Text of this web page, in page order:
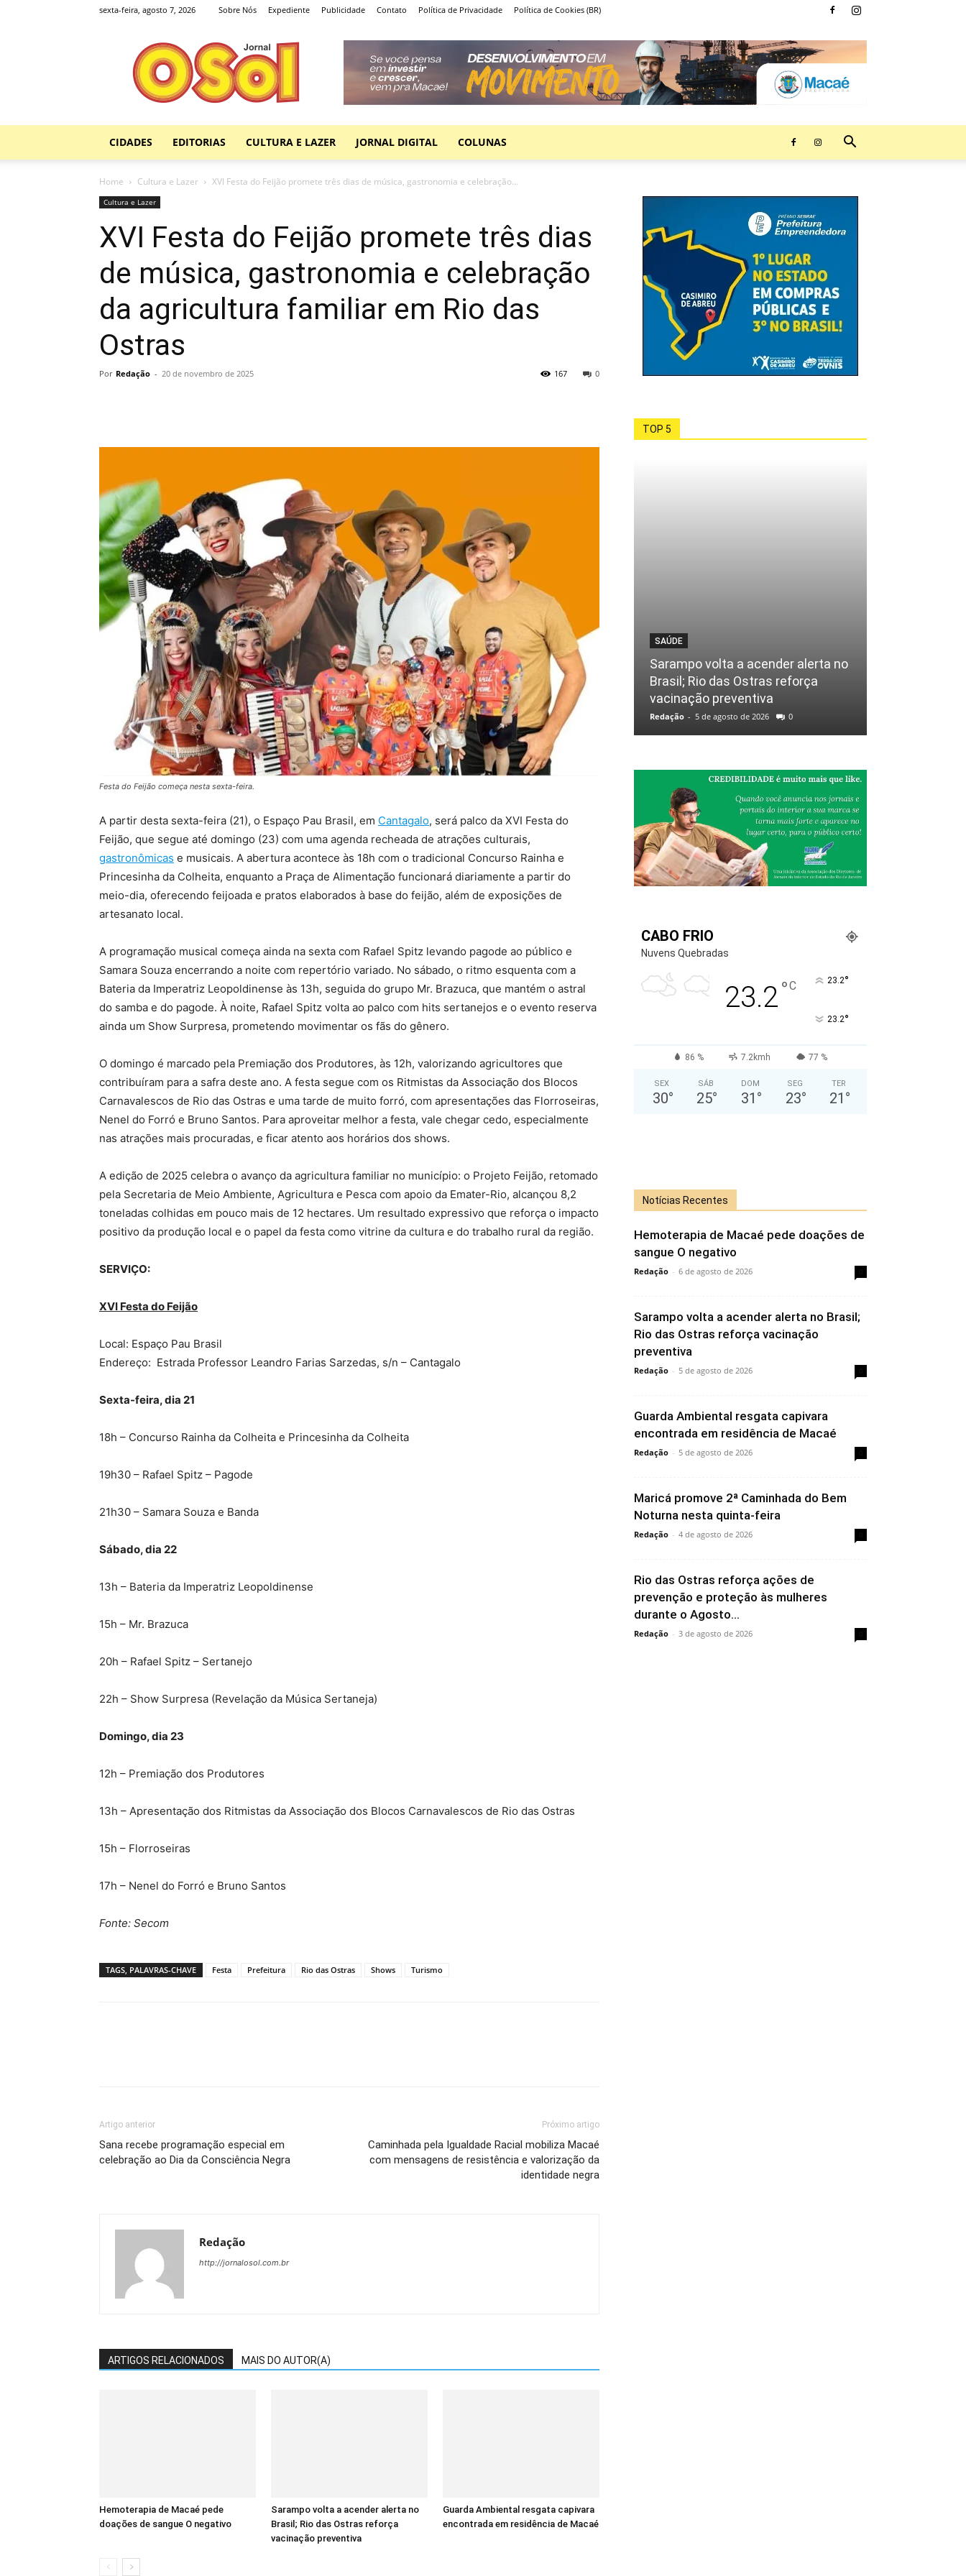
sexta-feira, agosto 7, 2026 Sobre Nós Expediente Publicidade Contato Política de Privacidade Política de Cookies (BR)
Jornal
O
Sol
CIDADES EDITORIAS CULTURA E LAZER JORNAL DIGITAL COLUNAS
Home Cultura e Lazer XVI Festa do Feijão promete três dias de música, gastronomia e celebração...
Cultura e Lazer
XVI Festa do Feijão promete três dias
de música, gastronomia e celebração
da agricultura familiar em Rio das
Ostras
Por Redação - 20 de novembro de 2025 0
167
Festa do Feijão começa nesta sexta-feira.
A partir desta sexta-feira (21), o Espaço Pau Brasil, em Cantagalo, será palco da XVI Festa do
Feijão, que segue até domingo (23) com uma agenda recheada de atrações culturais,
gastronômicas e musicais. A abertura acontece às 18h com o tradicional Concurso Rainha e
Princesinha da Colheita, enquanto a Praça de Alimentação funcionará diariamente a partir do
meio-dia, oferecendo feijoada e pratos elaborados à base do feijão, além de exposições de
artesanato local.
A programação musical começa ainda na sexta com Rafael Spitz levando pagode ao público e
Samara Souza encerrando a noite com repertório variado. No sábado, o ritmo esquenta com a
Bateria da Imperatriz Leopoldinense às 13h, seguida do grupo Mr. Brazuca, que mantém o astral
do samba e do pagode. À noite, Rafael Spitz volta ao palco com hits sertanejos e o evento reserva
ainda um Show Surpresa, prometendo movimentar os fãs do gênero.
O domingo é marcado pela Premiação dos Produtores, às 12h, valorizando agricultores que
contribuíram para a safra deste ano. A festa segue com os Ritmistas da Associação dos Blocos
Carnavalescos de Rio das Ostras e uma tarde de muito forró, com apresentações das Florroseiras,
Nenel do Forró e Bruno Santos. Para aproveitar melhor a festa, vale chegar cedo, especialmente
nas atrações mais procuradas, e ficar atento aos horários dos shows.
A edição de 2025 celebra o avanço da agricultura familiar no município: o Projeto Feijão, retomado
pela Secretaria de Meio Ambiente, Agricultura e Pesca com apoio da Emater-Rio, alcançou 8,2
toneladas colhidas em pouco mais de 12 hectares. Um resultado expressivo que reforça o impacto
positivo da produção local e o papel da festa como vitrine da cultura e do trabalho rural da região.
SERVIÇO:
XVI Festa do Feijão
Local: Espaço Pau Brasil
Endereço: Estrada Professor Leandro Farias Sarzedas, s/n – Cantagalo
Sexta-feira, dia 21
18h – Concurso Rainha da Colheita e Princesinha da Colheita
19h30 – Rafael Spitz – Pagode
21h30 – Samara Souza e Banda
Sábado, dia 22
13h – Bateria da Imperatriz Leopoldinense
15h – Mr. Brazuca
20h – Rafael Spitz – Sertanejo
22h – Show Surpresa (Revelação da Música Sertaneja)
Domingo, dia 23
12h – Premiação dos Produtores
13h – Apresentação dos Ritmistas da Associação dos Blocos Carnavalescos de Rio das Ostras
15h – Florroseiras
17h – Nenel do Forró e Bruno Santos
Fonte: Secom
TAGS, PALAVRAS-CHAVE Festa Prefeitura Rio das Ostras Shows Turismo
Artigo anterior
Sana recebe programação especial em
celebração ao Dia da Consciência Negra
Próximo artigo
Caminhada pela Igualdade Racial mobiliza Macaé
com mensagens de resistência e valorização da
identidade negra
Redação
http://jornalosol.com.br
ARTIGOS RELACIONADOS MAIS DO AUTOR(A)
Hemoterapia de Macaé pede
doações de sangue O negativo
Sarampo volta a acender alerta no
Brasil; Rio das Ostras reforça
vacinação preventiva
Guarda Ambiental resgata capivara
encontrada em residência de Macaé
TOP 5
SAÚDE
Sarampo volta a acender alerta no
Brasil; Rio das Ostras reforça
vacinação preventiva
Redação - 5 de agosto de 2026 0
CABO FRIO
Nuvens Quebradas
23.2°C 23.2°
23.2°
86 % 7.2kmh 77 %
SEX
30°
SÁB
25°
DOM
31 °
SEG
23°
TER
21 °
Notícias Recentes
Hemoterapia de Macaé pede doações de
sangue O negativo
Redação - 6 de agosto de 2026
Sarampo volta a acender alerta no Brasil;
Rio das Ostras reforça vacinação
preventiva
Redação - 5 de agosto de 2026
Guarda Ambiental resgata capivara
encontrada em residência de Macaé
Redação - 5 de agosto de 2026
Maricá promove 2ª Caminhada do Bem
Noturna nesta quinta-feira
Redação - 4 de agosto de 2026
Rio das Ostras reforça ações de
prevenção e proteção às mulheres
durante o Agosto...
Redação - 3 de agosto de 2026